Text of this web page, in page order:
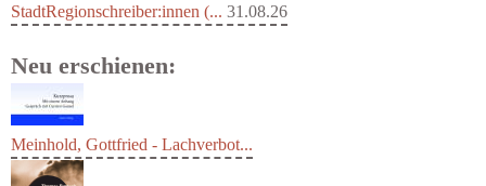
StadtRegionschreiber:innen (... 31.08.26
Neu erschienen:
Meinhold, Gottfried - Lachverbot...